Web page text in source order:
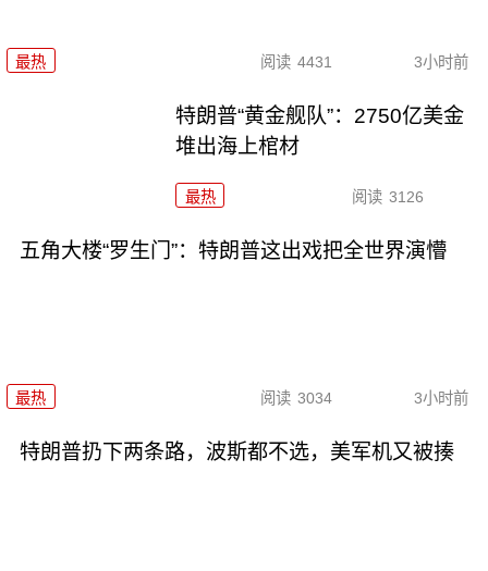
最热 阅读 4431 3小时前
特朗普“黄金舰队”：2750亿美金
堆出海上棺材
最热 阅读 3126
五角大楼“罗生门”：特朗普这出戏把全世界演懵
最热 阅读 3034 3小时前
特朗普扔下两条路，波斯都不选，美军机又被揍